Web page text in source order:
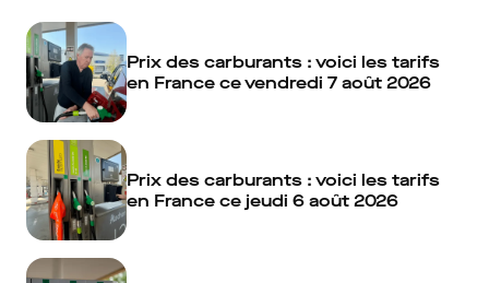
Prix des carburants : voici les tarifs
en France ce vendredi 7 août 2026
Prix des carburants : voici les tarifs
en France ce jeudi 6 août 2026